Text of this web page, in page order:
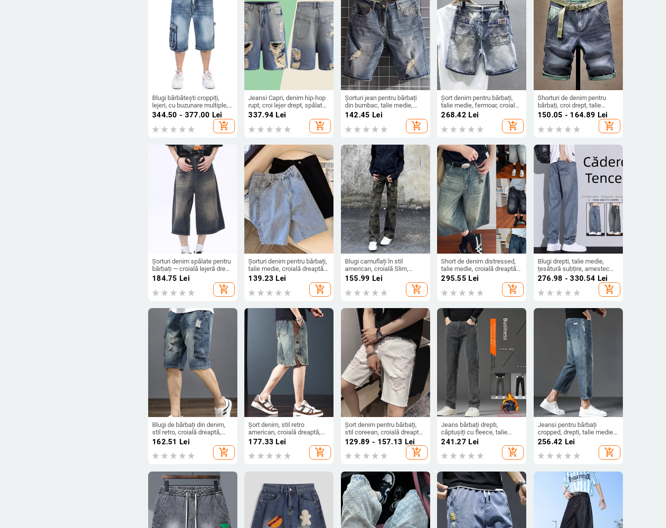
Blugi bărbătești croppiți,
lejeri, cu buzunare multiple,
amestec de bumbac 70%
344.50 - 377.00 Lei
add_shopping_cart
Jeansi Capri, denim hip-hop
rupt, croi lejer drept, spălat
cu apă, fermoar
337.94 Lei
add_shopping_cart
Șorturi jean pentru bărbați
din bumbac, talie medie,
croială conică, închidere cu
nasturi, design cu cinci
buzunare
142.45 Lei
add_shopping_cart
Șort denim pentru bărbați,
talie medie, fermoar, croială
lejeră, croi dreaptă
268.42 Lei
add_shopping_cart
Shorturi de denim pentru
bărbați, croi drept, talie
medie, fermoar, design cu 5
buzunare, conținut bumbac
25–55%, casual relaxat
150.05 - 164.89 Lei
add_shopping_cart
Șorturi denim spălate pentru
bărbați — croială lejeră drept,
talie medie, lungime capri,
184.75 Lei
add_shopping_cart
Șorturi denim pentru bărbați,
talie medie, croială dreaptă,
bumbac lavat, închidere cu
139.23 Lei
add_shopping_cart
Blugi camuflați în stil
american, croială Slim,
aspect curat, talie înaltă,
155.99 Lei
add_shopping_cart
Short de denim distressed,
talie medie, croială dreaptă,
lungime Capri, fermoar
295.55 Lei
add_shopping_cart
Blugi drepti, talie medie,
țesătură subțire, amestec
Lyocell-bumbac, cu
276.98 - 330.54 Lei
add_shopping_cart
Blugi de bărbați din denim,
stil retro, croială dreaptă,
croială lejeră, lungime 5/4,
162.51 Lei
add_shopping_cart
Șort denim, stil retro
american, croială dreaptă,
talie medie, finisaj spălat
177.33 Lei
add_shopping_cart
Șort denim pentru bărbați,
stil coreean, croială dreaptă,
talie medie, denim spălat din
elasticitate
129.89 - 157.13 Lei
add_shopping_cart
Jeans bărbați drepti,
căptușiți cu fleece, talie
joasă, fermoar frontal,
241.27 Lei
add_shopping_cart
Jeansi pentru bărbați
cropped, drepti, talie medie,
fermoar, microelastic, stil
256.42 Lei
add_shopping_cart